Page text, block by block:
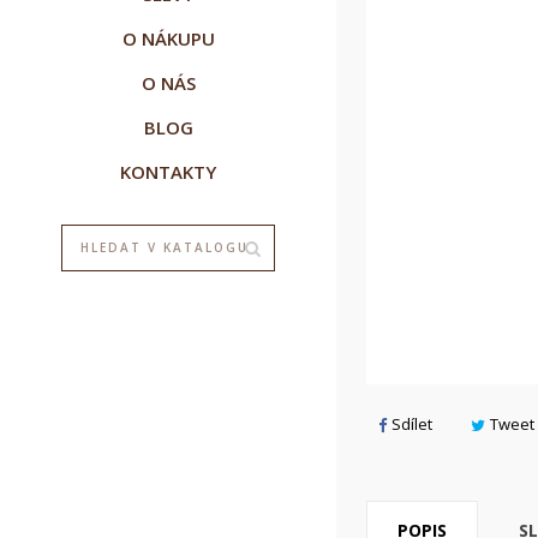
O NÁKUPU
O NÁS
BLOG
KONTAKTY
Sdílet Tweet
POPIS